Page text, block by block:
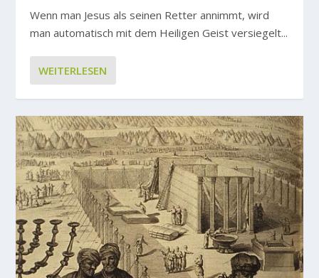
Wenn man Jesus als seinen Retter annimmt, wird
man automatisch mit dem Heiligen Geist versiegelt...
WEITERLESEN